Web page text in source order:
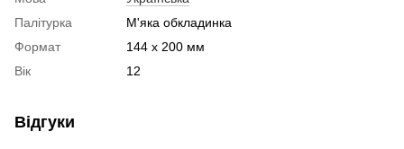
Палітурка
М'яка обкладинка
Формат
144 x 200 мм
Вік
12
Відгуки